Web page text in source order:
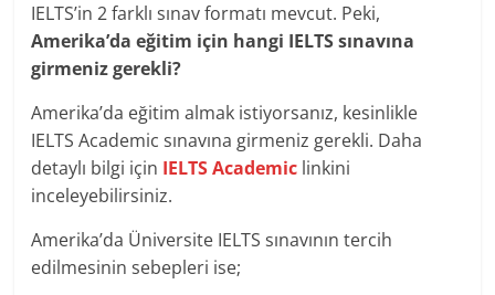
IELTS’in 2 farklı sınav formatı mevcut. Peki,
Amerika’da eğitim için hangi IELTS sınavına
girmeniz gerekli?
Amerika’da eğitim almak istiyorsanız, kesinlikle
IELTS Academic sınavına girmeniz gerekli. Daha
detaylı bilgi için IELTS Academic linkini
inceleyebilirsiniz.
Amerika’da Üniversite IELTS sınavının tercih
edilmesinin sebepleri ise;